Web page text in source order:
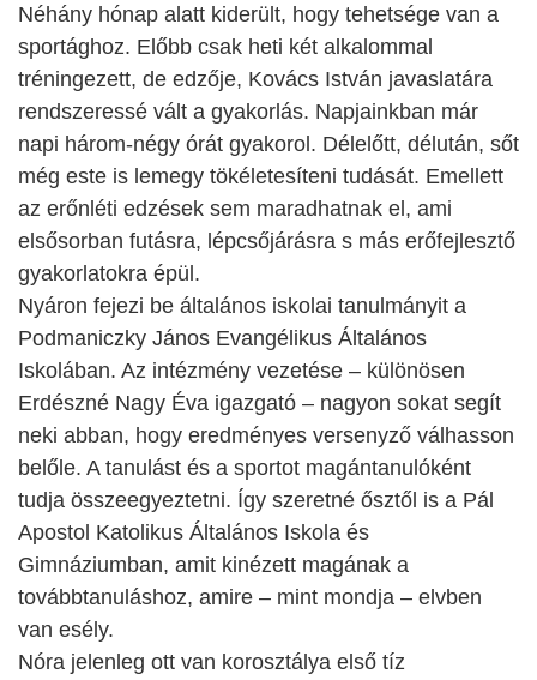
Néhány hónap alatt kiderült, hogy tehetsége van a
sportághoz. Előbb csak heti két alkalommal
tréningezett, de edzője, Kovács István javaslatára
rendszeressé vált a gyakorlás. Napjainkban már
napi három-négy órát gyakorol. Délelőtt, délután, sőt
még este is lemegy tökéletesíteni tudását. Emellett
az erőnléti edzések sem maradhatnak el, ami
elsősorban futásra, lépcsőjárásra s más erőfejlesztő
gyakorlatokra épül.
Nyáron fejezi be általános iskolai tanulmányit a
Podmaniczky János Evangélikus Általános
Iskolában. Az intézmény vezetése – különösen
Erdészné Nagy Éva igazgató – nagyon sokat segít
neki abban, hogy eredményes versenyző válhasson
belőle. A tanulást és a sportot magántanulóként
tudja összeegyeztetni. Így szeretné ősztől is a Pál
Apostol Katolikus Általános Iskola és
Gimnáziumban, amit kinézett magának a
továbbtanuláshoz, amire – mint mondja – elvben
van esély.
Nóra jelenleg ott van korosztálya első tíz